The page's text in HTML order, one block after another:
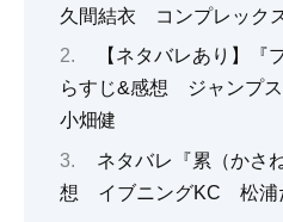
久間結衣 コンプレック
【ネタバレあり】『
らすじ&感想 ジャンプ
小畑健
ネタバレ『累（かさ
想 イブニングKC 松浦